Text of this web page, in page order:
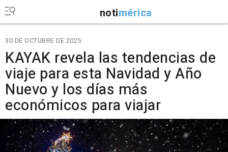
notimérica
30 DE OCTUBRE DE 2025
KAYAK revela las tendencias de
viaje para esta Navidad y Año
Nuevo y los días más
económicos para viajar